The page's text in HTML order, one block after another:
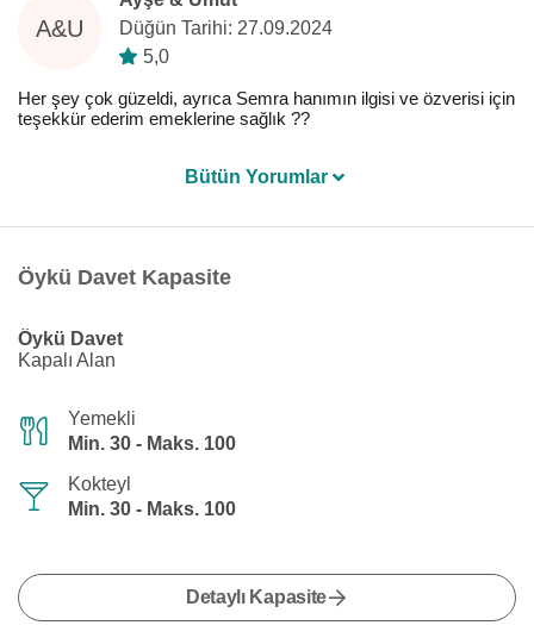
A&U
Düğün Tarihi: 27.09.2024
5,0
Her şey çok güzeldi, ayrıca Semra hanımın ilgisi ve özverisi için
teşekkür ederim emeklerine sağlık ??
Bütün Yorumlar
Öykü Davet Kapasite
Öykü Davet
Kapalı Alan
Yemekli
Min. 30 - Maks. 100
Kokteyl
Min. 30 - Maks. 100
Detaylı Kapasite